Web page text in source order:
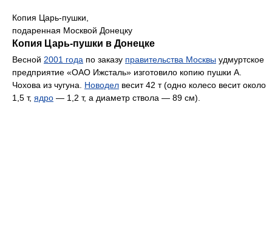
Копия Царь-пушки,
подаренная Москвой Донецку
Копия Царь-пушки в Донецке
Весной 2001 года по заказу правительства Москвы удмуртское
предприятие «ОАО Ижсталь» изготовило копию пушки А.
Чохова из чугуна. Новодел весит 42 т (одно колесо весит около
1,5 т, ядро — 1,2 т, а диаметр ствола — 89 см).